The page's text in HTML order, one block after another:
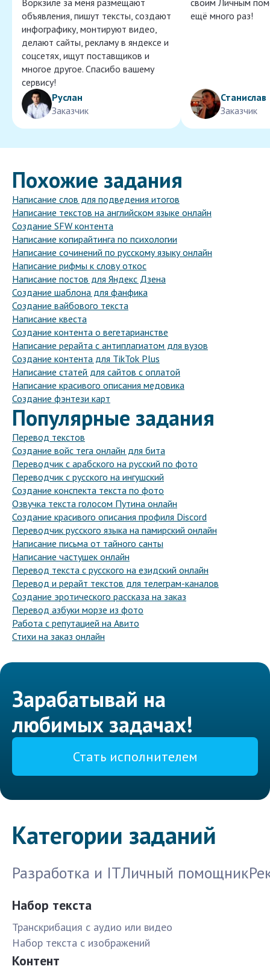
Воркзиле за меня размещают
объявления, пишут тексты, создают
инфографику, монтируют видео,
делают сайты, рекламу в яндексе и
соцсетях, ищут поставщиков и
многое другое. Спасибо вашему
сервису!
Руслан
Заказчик
своим Личным
ещё много раз!
Станислав
Заказчик
Похожие задания
Написание слов для подведения итогов
Написание текстов на английском языке онлайн
Создание SFW контента
Написание копирайтинга по психологии
Написание сочинений по русскому языку онлайн
Написание рифмы к слову откос
Написание постов для Яндекс Дзена
Создание шаблона для фанфика
Создание вайбового текста
Написание квеста
Создание контента о вегетарианстве
Написание рерайта с антиплагиатом для вузов
Создание контента для TikTok Plus
Написание статей для сайтов с оплатой
Написание красивого описания медовика
Создание фэнтези карт
Популярные задания
Перевод текстов
Создание войс тега онлайн для бита
Переводчик с арабского на русский по фото
Переводчик с русского на ингушский
Создание конспекта текста по фото
Озвучка текста голосом Путина онлайн
Создание красивого описания профиля Discord
Переводчик русского языка на памирский онлайн
Написание письма от тайного санты
Написание частушек онлайн
Перевод текста с русского на езидский онлайн
Перевод и рерайт текстов для телеграм-каналов
Создание эротического рассказа на заказ
Перевод азбуки морзе из фото
Работа с репутацией на Авито
Стихи на заказ онлайн
Зарабатывай на
любимых задачах!
Стать исполнителем
Категории заданий
Разработка и ITЛичный помощник
Набор текста
Транскрибация с аудио или видео
Набор текста с изображений
Контент